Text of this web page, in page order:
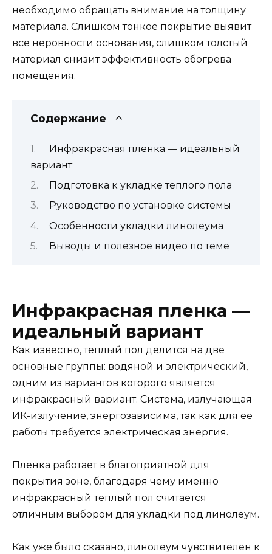
необходимо обращать внимание на толщину
материала. Слишком тонкое покрытие выявит
все неровности основания, слишком толстый
материал снизит эффективность обогрева
помещения.
Содержание
Инфракрасная пленка — идеальный
вариант
Подготовка к укладке теплого пола
Руководство по установке системы
Особенности укладки линолеума
Выводы и полезное видео по теме
Инфракрасная пленка —
идеальный вариант
Как известно, теплый пол делится на две
основные группы: водяной и электрический,
одним из вариантов которого является
инфракрасный вариант. Система, излучающая
ИК-излучение, энергозависима, так как для ее
работы требуется электрическая энергия.
Пленка работает в благоприятной для
покрытия зоне, благодаря чему именно
инфракрасный теплый пол считается
отличным выбором для укладки под линолеум.
Как уже было сказано, линолеум чувствителен к